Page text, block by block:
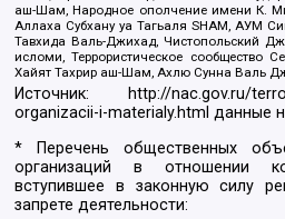
аш-Шам, Народное ополчение имени К.
Аллаха Субхану уа Тагьаля SHAM, АУМ
Тавхида Валь-Джихад, Чистопольский
исломи, Террористическое сообщество
Хайят Тахрир аш-Шам, Ахлю Сунна Валь
Источник:
http://nac.gov.ru/
organizacii-i-materialy.html данные
* Перечень общественных
организаций в отношении
вступившее в законную силу
запрете деятельности: